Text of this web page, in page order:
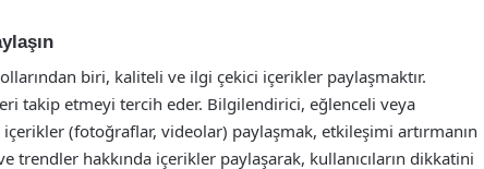
biri, kaliteli ve ilgi çekici içerikler paylaşmaktır.
takip etmeyi tercih eder. Bilgilendirici, eğlenceli veya
(fotoğraflar, videolar) paylaşmak, etkileşimi artırmanın
trendler hakkında içerikler paylaşarak, kullanıcıların dikkatini